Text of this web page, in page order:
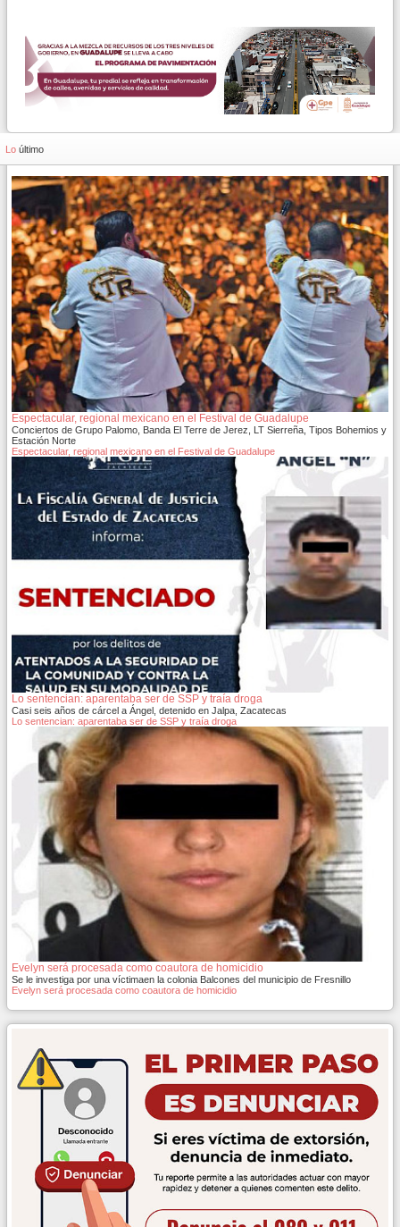
Lo último
Espectacular, regional mexicano en el Festival de Guadalupe
Conciertos de Grupo Palomo, Banda El Terre de Jerez, LT Sierreña, Tipos Bohemios y
Estación Norte
Espectacular, regional mexicano en el Festival de Guadalupe
Lo sentencian: aparentaba ser de SSP y traía droga
Casi seis años de cárcel a Ángel, detenido en Jalpa, Zacatecas
Lo sentencian: aparentaba ser de SSP y traía droga
Evelyn será procesada como coautora de homicidio
Se le investiga por una víctimaen la colonia Balcones del municipio de Fresnillo
Evelyn será procesada como coautora de homicidio